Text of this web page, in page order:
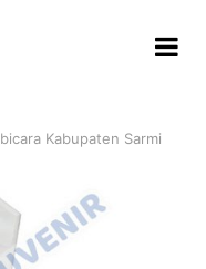
Kabupaten Sarmi